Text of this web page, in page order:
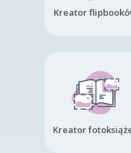
Kreator
Kreator